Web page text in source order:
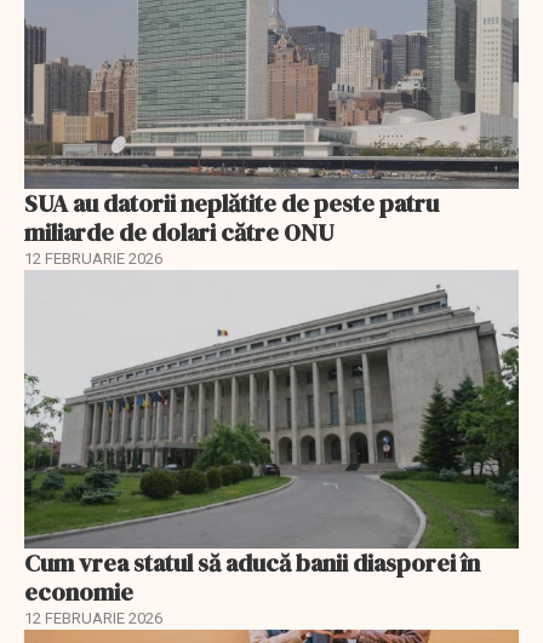
SUA au datorii neplătite de peste patru
miliarde de dolari către ONU
12 FEBRUARIE 2026
Cum vrea statul să aducă banii diasporei în
economie
12 FEBRUARIE 2026